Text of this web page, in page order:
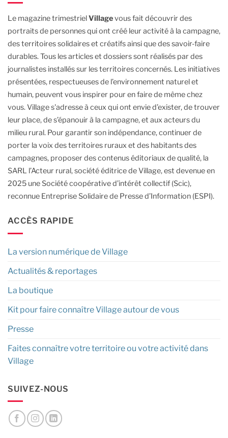
Le magazine trimestrielVillagevous fait découvrir des
portraits de personnes qui ont créé leur activité à la campagne,
des territoires solidaires et créatifs ainsi que des savoir-faire
durables.Tous les articles et dossiers sont réalisés par des
journalistes installés sur les territoires concernés. Les initiatives
présentées, respectueuses de l’environnement naturel et
humain, peuvent vous inspirer pour en faire de même chez
vous.Village s'adresse à ceux qui ont envie d’exister, de trouver
leur place, de s’épanouir à la campagne, et aux acteurs du
milieu rural. Pour garantir son indépendance, continuer de
porter la voix des territoires ruraux et des habitants des
campagnes, proposer des contenus éditoriaux de qualité, la
SARL l’Acteur rural, société éditrice de Village, est devenue en
2025 une Société coopérative d’intérêt collectif (Scic),
reconnue Entreprise Solidaire de Presse d’Information (ESPI).
ACCÈS RAPIDE
La version numérique de Village
Actualités & reportages
La boutique
Kit pour faire connaître Village autour de vous
Presse
Faites connaître votre territoire ou votre activité dans
Village
SUIVEZ-NOUS